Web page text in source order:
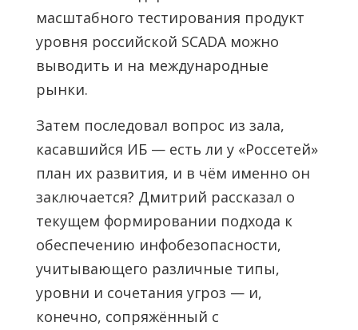
масштабного тестирования продукт
уровня российской SCADA можно
выводить и на международные
рынки.
Затем последовал вопрос из зала,
касавшийся ИБ — есть ли у «Россетей»
план их развития, и в чём именно он
заключается? Дмитрий рассказал о
текущем формировании подхода к
обеспечению инфобезопасности,
учитывающего различные типы,
уровни и сочетания угроз — и,
конечно, сопряжённый с